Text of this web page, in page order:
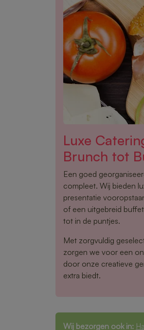
Luxe
Brunch tot
Een goed
compleet. Wij bieden
presentatie
of een uitgebreid
tot in de puntjes.
Met zorgvuldig
zorgen we voor een
door onze creatieve
extra biedt.
Wij bezorgen ook in: